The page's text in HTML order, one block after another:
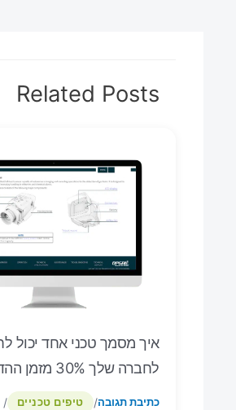
Related Posts
איך מסמך טכני אחד יכול
לחברה שלך 30% מזמן ההדרכה
כתיבת תגובה/ טיפים טכניים /